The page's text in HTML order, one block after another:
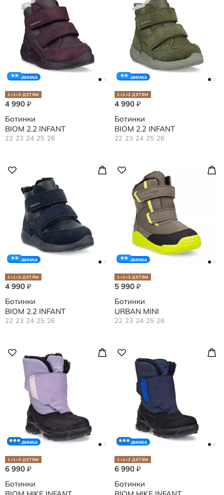
НОВИНКА
1+1=3 ДЕТЯМ
4 990 ₽
Ботинки
BIOM 2.2 INFANT
22 23 24 25 26
НОВИНКА
1+1=3 ДЕТЯМ
4 990 ₽
Ботинки
BIOM 2.2 INFANT
22 23 24 25 26
НОВИНКА
1+1=3 ДЕТЯМ
4 990 ₽
Ботинки
BIOM 2.2 INFANT
22 23 24 25 26
НОВИНКА
1+1=3 ДЕТЯМ
5 990 ₽
Ботинки
URBAN MINI
22 23 24 25 26
НОВИНКА
1+1=3 ДЕТЯМ
6 990 ₽
Ботинки
НОВИНКА
1+1=3 ДЕТЯМ
6 990 ₽
Ботинки